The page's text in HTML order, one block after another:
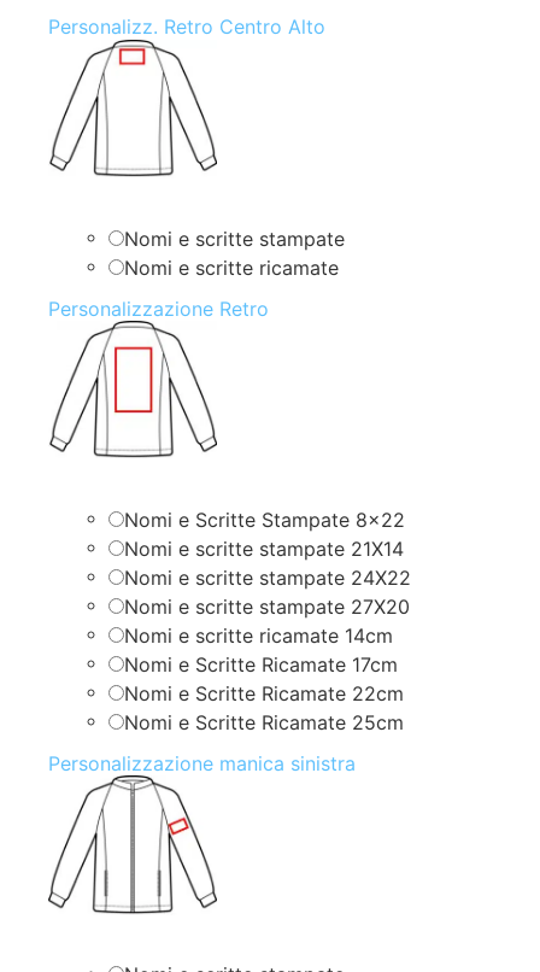
Personalizz. Retro Centro Alto
Nomi e scritte stampate
Nomi e scritte ricamate
Personalizzazione Retro
Nomi e Scritte Stampate 8×22
Nomi e scritte stampate 21X14
Nomi e scritte stampate 24X22
Nomi e scritte stampate 27X20
Nomi e scritte ricamate 14cm
Nomi e Scritte Ricamate 17cm
Nomi e Scritte Ricamate 22cm
Nomi e Scritte Ricamate 25cm
Personalizzazione manica sinistra